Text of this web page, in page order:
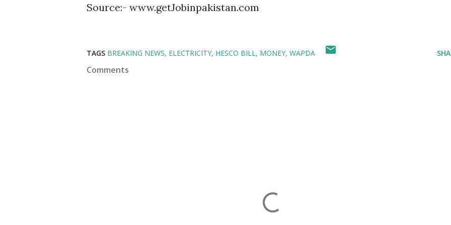
Source:- www.getJobinpakistan.com
TAGS BREAKING NEWS ELECTRICITY HESCO BILL MONEY WAPDA
Comments